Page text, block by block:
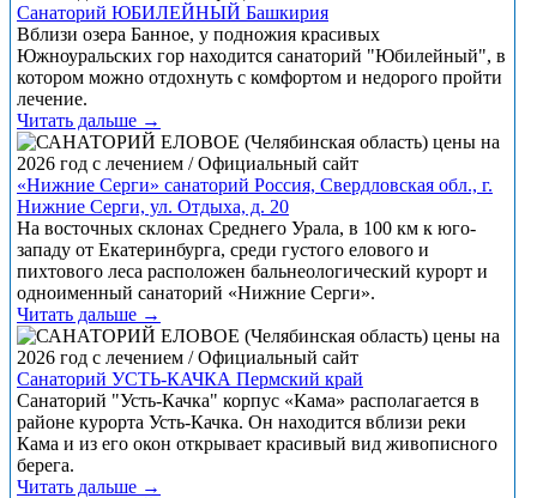
Санаторий ЮБИЛЕЙНЫЙ Башкирия
Вблизи озера Банное, у подножия красивых
Южноуральских гор находится санаторий "Юбилейный", в
котором можно отдохнуть с комфортом и недорого пройти
лечение.
Читать дальше →
«Нижние Серги» санаторий Россия, Свердловская обл., г.
Нижние Серги, ул. Отдыха, д. 20
На восточных склонах Среднего Урала, в 100 км к юго-
западу от Екатеринбурга, среди густого елового и
пихтового леса расположен бальнеологический курорт и
одноименный санаторий «Нижние Серги».
Читать дальше →
Санаторий УСТЬ-КАЧКА Пермский край
Санаторий "Усть-Качка" корпус «Кама» располагается в
районе курорта Усть-Качка. Он находится вблизи реки
Кама и из его окон открывает красивый вид живописного
берега.
Читать дальше →